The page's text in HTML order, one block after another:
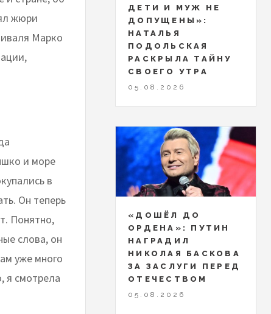
жюри
Марко
и море
в
Он теперь
Понятно,
слова, он
уже много
я смотрела
ДЕТИ И МУЖ НЕ
ДОПУЩЕНЫ»:
НАТАЛЬЯ
ПОДОЛЬСКАЯ
РАСКРЫЛА ТАЙНУ
СВОЕГО УТРА
05.08.2026
«ДОШЁЛ ДО
ОРДЕНА»: ПУТИН
НАГРАДИЛ
НИКОЛАЯ БАСКОВА
ЗА ЗАСЛУГИ ПЕРЕД
ОТЕЧЕСТВОМ
05.08.2026